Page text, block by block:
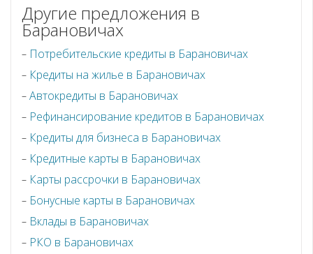
Другие предложения в
Барановичах
Потребительские кредиты в Барановичах
Кредиты на жилье в Барановичах
Автокредиты в Барановичах
Рефинансирование кредитов в Барановичах
Кредиты для бизнеса в Барановичах
Кредитные карты в Барановичах
Карты рассрочки в Барановичах
Бонусные карты в Барановичах
Вклады в Барановичах
РКО в Барановичах